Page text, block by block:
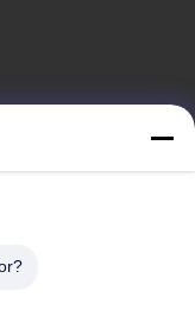
Gemeinde Guxing,